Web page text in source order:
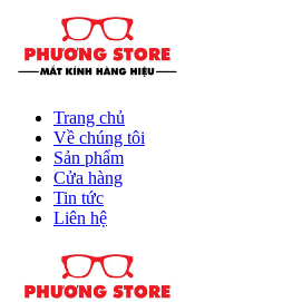
Trang chủ
Về chúng tôi
Sản phẩm
Cửa hàng
Tin tức
Liên hệ